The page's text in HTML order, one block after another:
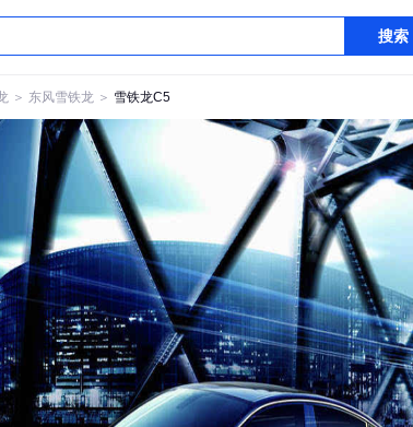
搜索
＞ 东风雪铁龙 ＞ 雪铁龙C5